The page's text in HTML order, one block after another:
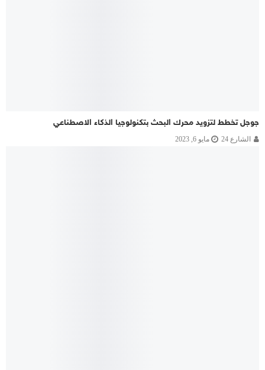
جوجل تخطط لتزويد محرك البحث بتكنولوجيا الذكاء الاصطناعي
الشارع 24 مايو 6, 2023